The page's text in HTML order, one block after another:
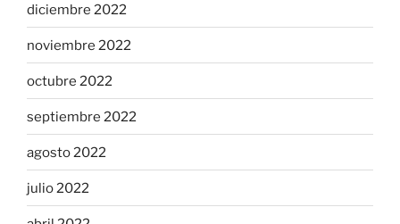
diciembre 2022
noviembre 2022
octubre 2022
septiembre 2022
agosto 2022
julio 2022